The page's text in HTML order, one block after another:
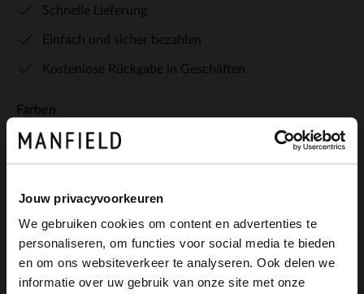
Jouw privacyvoorkeuren
We gebruiken cookies om content en advertenties te
personaliseren, om functies voor social media te bieden
en om ons websiteverkeer te analyseren. Ook delen we
informatie over uw gebruik van onze site met onze
Schnelle Lieferung
Einfach und sicher bezahlen
Kostenlose Rückgabe in Geschäften
Farben
Produktbeschreibung
×
View this website in English?